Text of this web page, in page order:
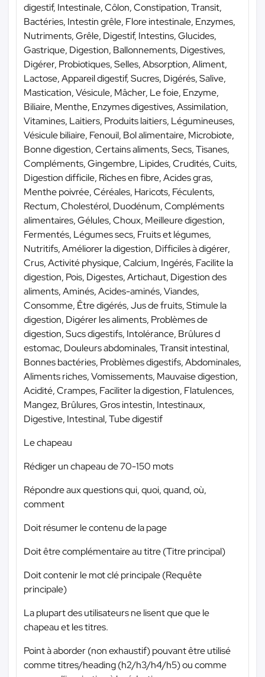
digestif, Intestinale, Côlon, Constipation, Transit,
Bactéries, Intestin grêle, Flore intestinale, Enzymes,
Nutriments, Grêle, Digestif, Intestins, Glucides,
Gastrique, Digestion, Ballonnements, Digestives,
Digérer, Probiotiques, Selles, Absorption, Aliment,
Lactose, Appareil digestif, Sucres, Digérés, Salive,
Mastication, Vésicule, Mâcher, Le foie, Enzyme,
Biliaire, Menthe, Enzymes digestives, Assimilation,
Vitamines, Laitiers, Produits laitiers, Légumineuses,
Vésicule biliaire, Fenouil, Bol alimentaire, Microbiote,
Bonne digestion, Certains aliments, Secs, Tisanes,
Compléments, Gingembre, Lipides, Crudités, Cuits,
Digestion difficile, Riches en fibre, Acides gras,
Menthe poivrée, Céréales, Haricots, Féculents,
Rectum, Cholestérol, Duodénum, Compléments
alimentaires, Gélules, Choux, Meilleure digestion,
Fermentés, Légumes secs, Fruits et légumes,
Nutritifs, Améliorer la digestion, Difficiles à digérer,
Crus, Activité physique, Calcium, Ingérés, Facilite la
digestion, Pois, Digestes, Artichaut, Digestion des
aliments, Aminés, Acides-aminés, Viandes,
Consomme, Être digérés, Jus de fruits, Stimule la
digestion, Digérer les aliments, Problèmes de
digestion, Sucs digestifs, Intolérance, Brûlures d
estomac, Douleurs abdominales, Transit intestinal,
Bonnes bactéries, Problèmes digestifs, Abdominales,
Aliments riches, Vomissements, Mauvaise digestion,
Acidité, Crampes, Faciliter la digestion, Flatulences,
Mangez, Brûlures, Gros intestin, Intestinaux,
Digestive, Intestinal, Tube digestif
Le chapeau
Rédiger un chapeau de 70-150 mots
Répondre aux questions qui, quoi, quand, où,
comment
Doit résumer le contenu de la page
Doit être complémentaire au titre (Titre principal)
Doit contenir le mot clé principale (Requête
principale)
La plupart des utilisateurs ne lisent que que le
chapeau et les titres.
Point à aborder (non exhaustif) pouvant être utilisé
comme titres/heading (h2/h3/h4/h5) ou comme